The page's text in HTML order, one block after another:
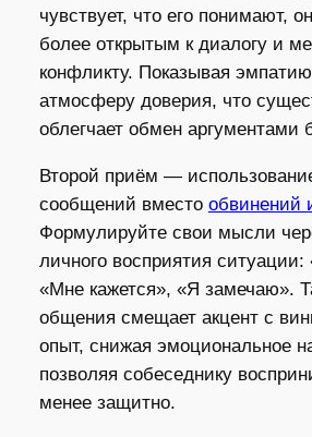
чувствует, что его понимают,
более открытым к диалогу и
конфликту. Показывая
атмосферу доверия, что
облегчает обмен аргументами
Второй приём —
сообщений вместо обвинений
Формулируйте свои мысли
личного восприятия
«Мне кажется», «Я замечаю».
общения смещает акцент с
опыт, снижая эмоциональное
позволяя собеседнику
менее защитно.